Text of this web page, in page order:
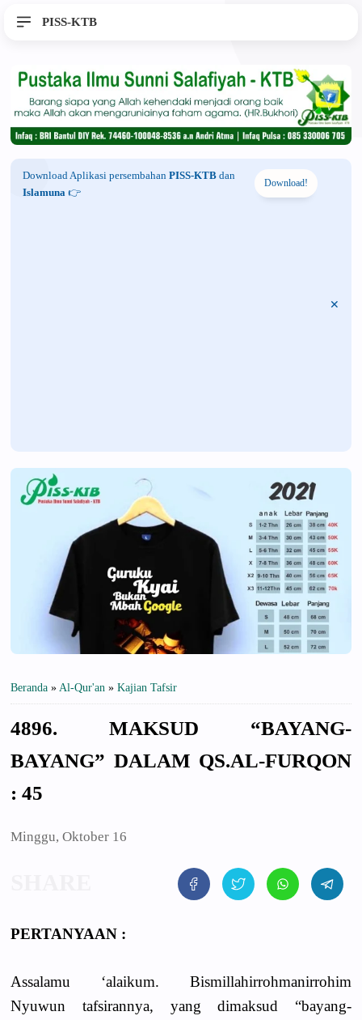
PISS-KTB
Download Aplikasi persembahan PISS-KTB dan
Islamuna 👉
Download!
Beranda » Al-Qur'an » Kajian Tafsir
4896. MAKSUD “BAYANG-
BAYANG” DALAM QS.AL-FURQON
: 45
Minggu, Oktober 16
PERTANYAAN :
Assalamu ‘alaikum. Bismillahirrohmanirrohim
Nyuwun tafsirannya, yang dimaksud “bayang-